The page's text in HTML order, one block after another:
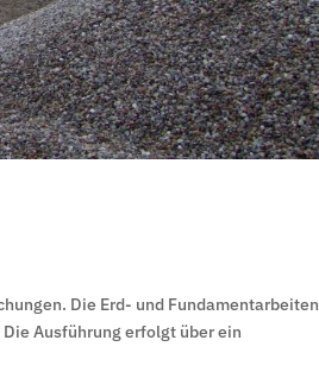
Die Erd- und Fundamentarbeiten
Ausführung erfolgt über ein